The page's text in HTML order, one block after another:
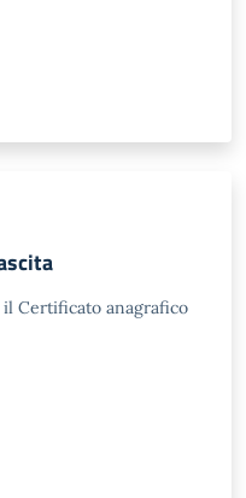
Certificato anagrafico